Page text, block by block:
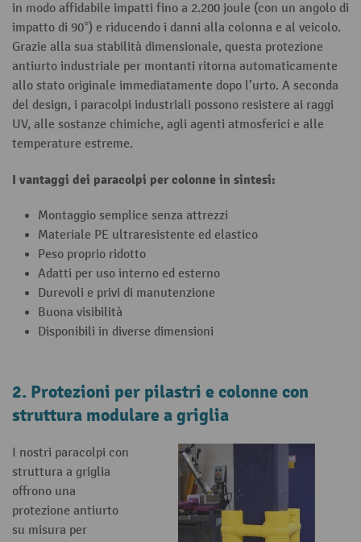
in modo affidabile impatti fino a 2.200 joule (con un angolo di
impatto di 90°) e riducendo i danni alla colonna e al veicolo.
Grazie alla sua stabilità dimensionale, questa protezione
antiurto industriale per montanti ritorna automaticamente
allo stato originale immediatamente dopo l’urto. A seconda
del design, i paracolpi industriali possono resistere ai raggi
UV, alle sostanze chimiche, agli agenti atmosferici e alle
temperature estreme.
I vantaggi dei paracolpi per colonne in sintesi:
Montaggio semplice senza attrezzi
Materiale PE ultraresistente ed elastico
Peso proprio ridotto
Adatti per uso interno ed esterno
Durevoli e privi di manutenzione
Buona visibilità
Disponibili in diverse dimensioni
2. Protezioni per pilastri e colonne con
struttura modulare a griglia
I nostri paracolpi con
struttura a griglia
offrono una
protezione antiurto
su misura per